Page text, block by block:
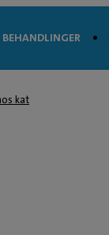
BEHANDLINGER
kat